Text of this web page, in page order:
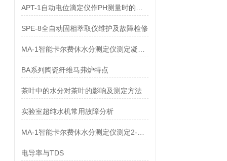
SPE-8全自动固相萃取仪维护及故障检修
BA系列陶瓷纤维马弗炉特点
茶叶中的水分对茶叶的影响及测定方法
实验室超纯水机常用故障分析
电导率与TDS